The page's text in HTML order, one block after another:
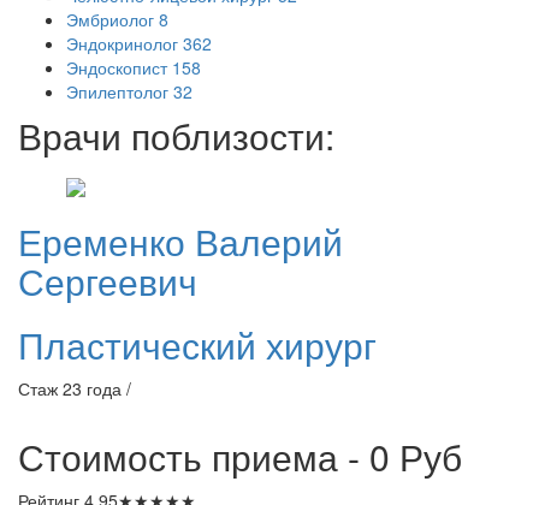
Эмбриолог 8
Эндокринолог 362
Эндоскопист 158
Эпилептолог 32
Врачи поблизости:
Еременко Валерий
Сергеевич
Пластический хирург
Стаж 23 года /
Стоимость приема - 0 Руб
Рейтинг 4.95★★★★★